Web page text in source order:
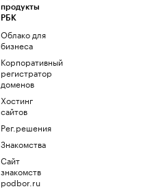
продукты
РБК
Облако для
бизнеса
Корпоративный
регистратор
доменов
Хостинг
сайтов
Рег.решения
Знакомства
Сайт
знакомств
podbor.ru